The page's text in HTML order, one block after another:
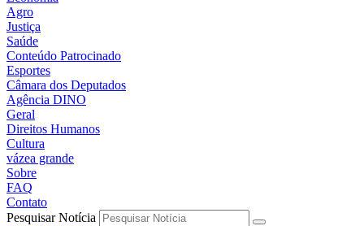
Agro
Justiça
Saúde
Conteúdo Patrocinado
Esportes
Câmara dos Deputados
Agência DINO
Geral
Direitos Humanos
Cultura
vázea grande
Sobre
FAQ
Contato
Pesquisar Notícia